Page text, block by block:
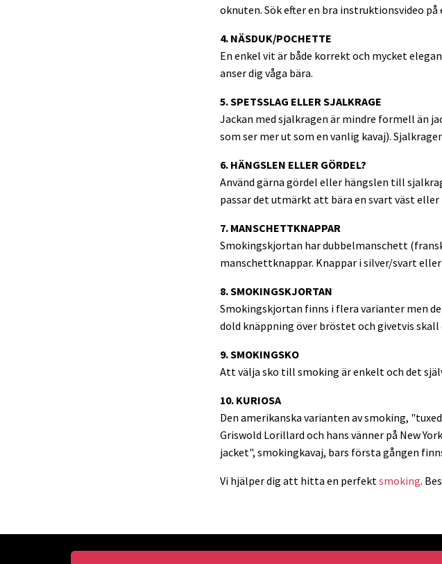
oknuten. Sök efter en bra instruktionsvideo på
4. NÄSDUK/POCHETTE
En enkel vit är både korrekt och mycket
anser dig våga bära.
5. SPETSSLAG ELLER SJALKRAGE
Jackan med sjalkragen är mindre formell än
som ser mer ut som en vanlig kavaj).
6. HÄNGSLEN ELLER GÖRDEL?
Använd gärna gördel eller hängslen till
passar det utmärkt att bära en svart väst
7. MANSCHETTKNAPPAR
Smokingskjortan har dubbelmanschett
manschettknappar. Knappar i silver/svart
8. SMOKINGSKJORTAN
Smokingskjortan finns i flera varianter men
dold knäppning över bröstet och givetvis skall
9. SMOKINGSKO
Att välja sko till smoking är enkelt och det
10. KURIOSA
Den amerikanska varianten av smoking,
Griswold Lorillard och hans vänner på New
jacket", smokingkavaj, bars första gången
Vi hjälper dig att hitta en perfektsmoking.